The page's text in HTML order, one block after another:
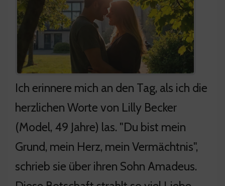
Ich erinnere mich an den Tag, als ich die
herzlichen Worte von Lilly Becker
(Model, 49 Jahre) las. "Du bist mein
Grund, mein Herz, mein Vermächtnis",
schrieb sie über ihren Sohn Amadeus.